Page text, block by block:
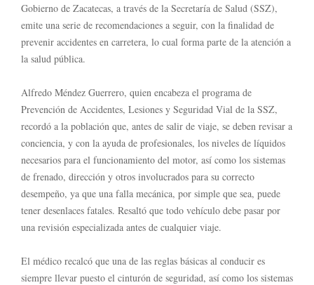
Gobierno de Zacatecas, a través de la Secretaría de Salud (SSZ),
emite una serie de recomendaciones a seguir, con la finalidad de
prevenir accidentes en carretera, lo cual forma parte de la atención a
la salud pública.
Alfredo Méndez Guerrero, quien encabeza el programa de
Prevención de Accidentes, Lesiones y Seguridad Vial de la SSZ,
recordó a la población que, antes de salir de viaje, se deben revisar a
conciencia, y con la ayuda de profesionales, los niveles de líquidos
necesarios para el funcionamiento del motor, así como los sistemas
de frenado, dirección y otros involucrados para su correcto
desempeño, ya que una falla mecánica, por simple que sea, puede
tener desenlaces fatales. Resaltó que todo vehículo debe pasar por
una revisión especializada antes de cualquier viaje.
El médico recalcó que una de las reglas básicas al conducir es
siempre llevar puesto el cinturón de seguridad, así como los sistemas